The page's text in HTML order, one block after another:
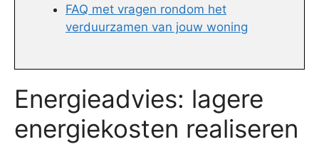
FAQ met vragen rondom het
verduurzamen van jouw woning
Energieadvies: lagere
energiekosten realiseren